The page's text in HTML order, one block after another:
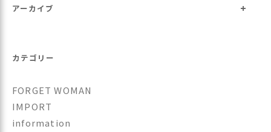
アーカイブ +
カテゴリー
FORGET WOMAN
IMPORT
information